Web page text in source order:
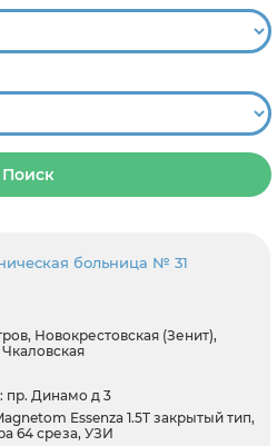
Поиск
больница № 31
Новокрестовская (Зенит),
пр. Динамо д 3
Essenza 1.5T закрытый тип,
64 среза, УЗИ